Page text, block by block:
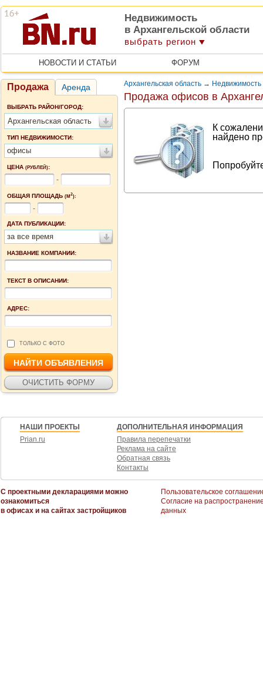
Недвижимость
в Архангельской области
выбрать регион
НОВОСТИ И СТАТЬИ ФОРУМ
Продажа Аренда
ВЫБРАТЬ РАЙОН/ГОРОД:
Архангельская область
ТИП НЕДВИЖИМОСТИ:
офисы
ЦЕНА (РУБЛЕЙ):
-
ОБЩАЯ ПЛОЩАДЬ (М2):
-
ДАТА ПУБЛИКАЦИИ:
за все время
НАЗВАНИЕ КОМПАНИИ:
ТЕКСТ В ОПИСАНИИ:
АДРЕС:
ТОЛЬКО С ФОТО
Архангельская область → Недвижимость
Продажа офисов в
К
найдено
НАШИ ПРОЕКТЫ
Prian.ru
ДОПОЛНИТЕЛЬНАЯ ИНФОРМАЦИЯ
Правила перепечатки
Реклама на сайте
Обратная связь
Контакты
С проектными декларациями можно
ознакомиться
в офисах и на сайтах застройщиков
Пользовательское
Согласие на
данных